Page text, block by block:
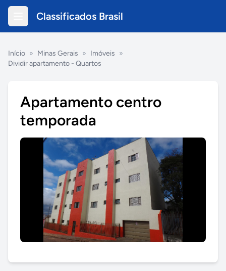
Classificados Brasil
Início » Minas Gerais » Imóveis »
Dividir apartamento - Quartos
Apartamento centro
temporada